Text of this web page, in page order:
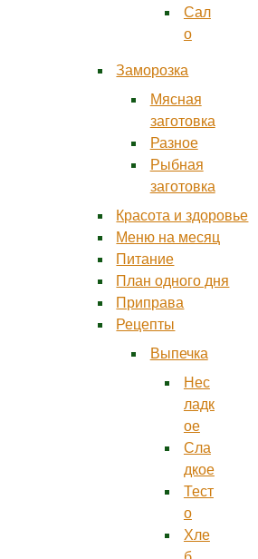
Сал
о
Заморозка
Мясная
заготовка
Разное
Рыбная
заготовка
Красота и здоровье
Меню на месяц
Питание
План одного дня
Приправа
Рецепты
Выпечка
Нес
ладк
ое
Сла
дкое
Тест
о
Хле